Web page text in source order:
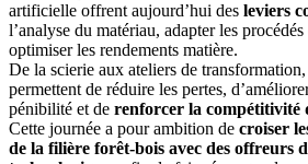
artificielle offrent aujourd’hui des leviers
l’analyse du matériau, adapter les
optimiser les rendements matière.
De la scierie aux ateliers de
permettent de réduire les pertes,
pénibilité et de renforcer la compétitivité
Cette journée a pour ambition de croiser
de la filière forêt-bois avec des offreurs